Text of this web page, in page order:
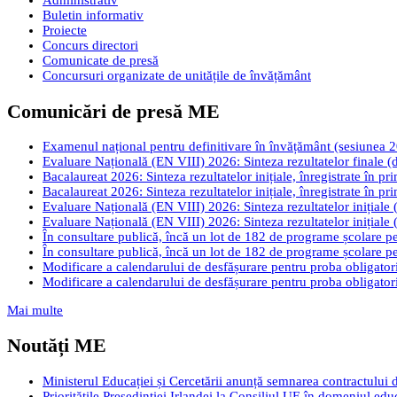
Buletin informativ
Proiecte
Concurs directori
Comunicate de presă
Concursuri organizate de unitățile de învățământ
Comunicări de presă ME
Examenul național pentru definitivare în învățământ (sesiunea
Evaluare Națională (EN VIII) 2026: Sinteza rezultatelor finale
Bacalaureat 2026: Sinteza rezultatelor inițiale, înregistrate în
Bacalaureat 2026: Sinteza rezultatelor inițiale, înregistrate în
Evaluare Națională (EN VIII) 2026: Sinteza rezultatelor inițiale
Evaluare Națională (EN VIII) 2026: Sinteza rezultatelor inițiale
În consultare publică, încă un lot de 182 de programe școlare
În consultare publică, încă un lot de 182 de programe școlare
Modificare a calendarului de desfășurare pentru proba
Modificare a calendarului de desfășurare pentru proba
Mai multe
Noutăți ME
Ministerul Educației și Cercetării anunță semnarea